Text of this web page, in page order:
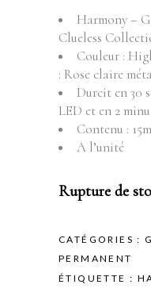
Harmony –
Clueless
Couleur :
: Rose claire
Durcit en 30
LED et en 2
Contenu :
A l’unité
Rupture de
CATÉGORIES :
PERMANENT
ÉTIQUETTE :